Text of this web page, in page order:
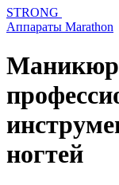
STRONG
Аппараты Marathon
ногтей